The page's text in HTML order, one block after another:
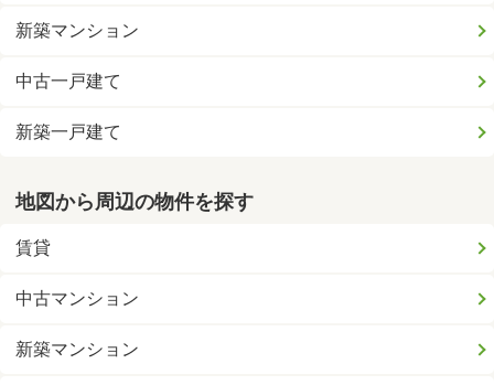
新築マンション
中古一戸建て
新築一戸建て
地図から周辺の物件を探す
賃貸
中古マンション
新築マンション